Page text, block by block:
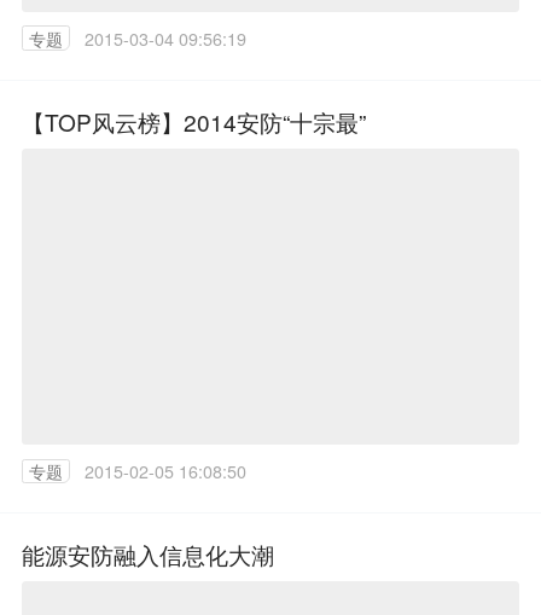
专题 2015-03-04 09:56:19
【TOP风云榜】2014安防“十宗最”
专题 2015-02-05 16:08:50
能源安防融入信息化大潮